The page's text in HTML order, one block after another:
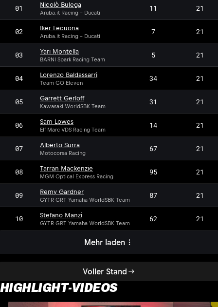
Voller Stand
01 Nicolò Bulega
Aruba.it Racing - Ducati 11 21
02 Iker Lecuona
Aruba.it Racing - Ducati 7 21
03 Yari Montella
BARNI Spark Racing Team 5 21
04 Lorenzo Baldassarri
Team GO Eleven 34 21
05 Garrett Gerloff
Kawasaki WorldSBK Team 31 21
06 Sam Lowes
Elf Marc VDS Racing Team 14 21
07 Alberto Surra
Motocorsa Racing 67 21
08 Tarran Mackenzie
MGM Optical Express Racing 95 21
09 Remy Gardner
GYTR GRT Yamaha WorldSBK Team 87 21
10 Stefano Manzi
GYTR GRT Yamaha WorldSBK Team 62 21
Mehr laden
HIGHLIGHT-VIDEOS